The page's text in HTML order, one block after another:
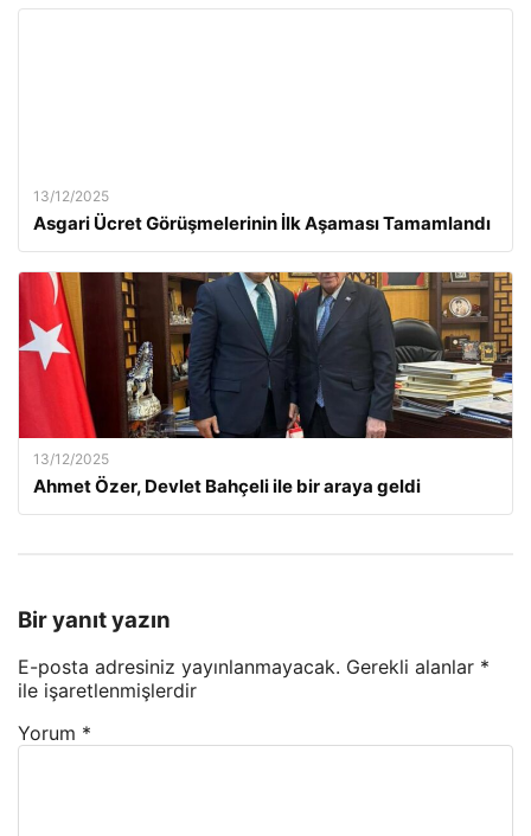
13/12/2025
Asgari Ücret Görüşmelerinin İlk Aşaması Tamamlandı
13/12/2025
Ahmet Özer, Devlet Bahçeli ile bir araya geldi
Bir yanıt yazın
E-posta adresiniz yayınlanmayacak. Gerekli alanlar *
ile işaretlenmişlerdir
Yorum *